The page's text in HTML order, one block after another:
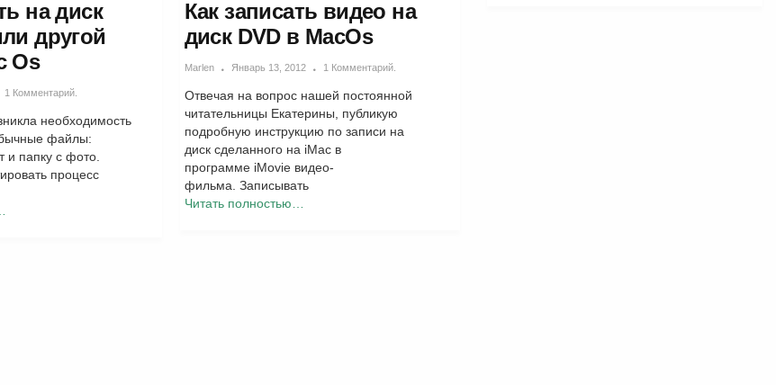
на диск
другой
Os
1 Комментарий.
необходимость
файлы:
и папку с фото.
процесс
Как записать видео на
диск DVD в MacOs
Marlen Январь 13, 2012 1 Комментарий.
Отвечая на вопрос нашей постоянной
читательницы Екатерины, публикую
подробную инструкцию по записи на
диск сделанного на iMac в
программе iMovie видео-
фильма. Записывать
Читать полностью…